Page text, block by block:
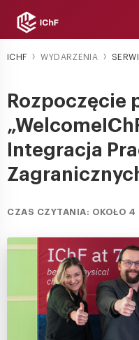
ICHF WYDARZENIA
Rozpoczęcie
Integracja
CZAS CZYTANIA: OKOŁO 4